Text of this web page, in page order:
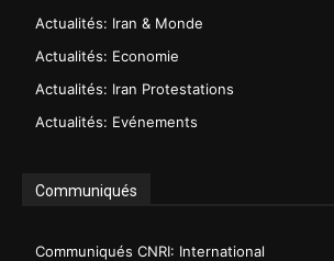
Actualités: Iran & Monde
Actualités: Economie
Actualités: Iran Protestations
Actualités: Evénements
Communiqués
Communiqués CNRI: International